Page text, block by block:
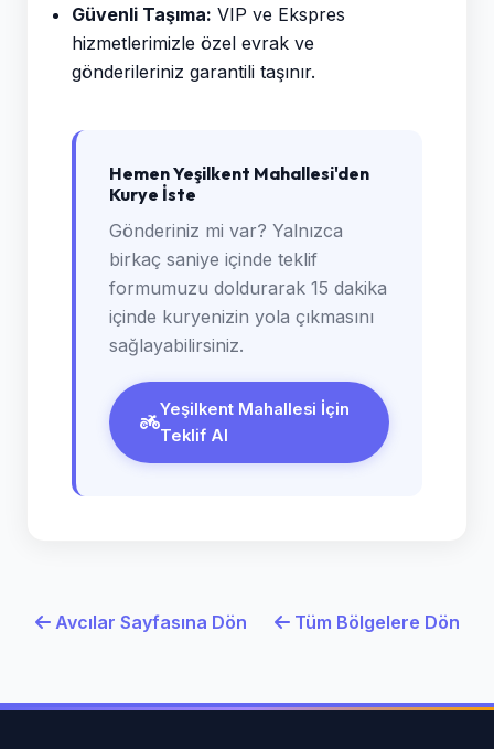
Güvenli Taşıma: VIP ve Ekspres
hizmetlerimizle özel evrak ve
gönderileriniz garantili taşınır.
Hemen Yeşilkent Mahallesi'den
Kurye İste
Gönderiniz mi var? Yalnızca
birkaç saniye içinde teklif
formumuzu doldurarak 15 dakika
içinde kuryenizin yola çıkmasını
sağlayabilirsiniz.
Yeşilkent Mahallesi İçin
Teklif Al
Avcılar Sayfasına Dön Tüm Bölgelere Dön